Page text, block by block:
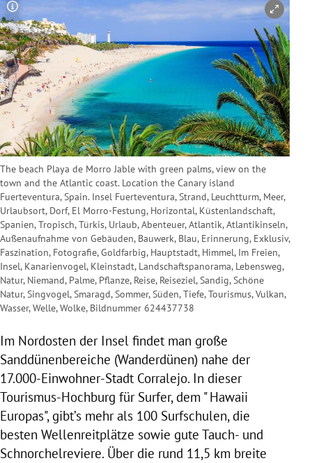
Copyright-Hinweis öffnen/schließen
The beach Playa de Morro Jable with green palms, view on the
town and the Atlantic coast. Location the Canary island
Fuerteventura, Spain. Insel Fuerteventura, Strand, Leuchtturm, Meer,
Urlaubsort, Dorf, El Morro-Festung, Horizontal, Küstenlandschaft,
Spanien, Tropisch, Türkis, Urlaub, Abenteuer, Atlantik, Atlantikinseln,
Außenaufnahme von Gebäuden, Bauwerk, Blau, Erinnerung, Exklusiv,
Faszination, Fotografie, Goldfarbig, Hauptstadt, Himmel, Im Freien,
Insel, Kanarienvogel, Kleinstadt, Landschaftspanorama, Lebensweg,
Natur, Niemand, Palme, Pflanze, Reise, Reiseziel, Sandig, Schöne
Natur, Singvogel, Smaragd, Sommer, Süden, Tiefe, Tourismus, Vulkan,
Wasser, Welle, Wolke, Bildnummer 624437738
Im Nordosten der Insel findet man große
Sanddünenbereiche (Wanderdünen) nahe der
17.000-Einwohner-Stadt Corralejo. In dieser
Tourismus-Hochburg für Surfer, dem "Hawaii
Europas", gibt’s mehr als 100 Surfschulen, die
besten Wellenreitplätze sowie gute Tauch- und
Schnorchelreviere. Über die rund 11,5 km breite